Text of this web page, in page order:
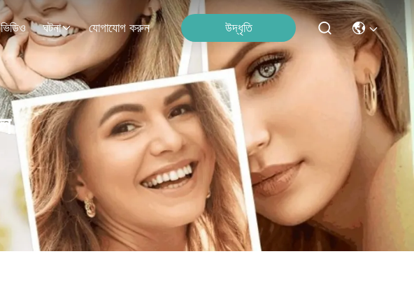
ভিডিও ঘটনা যোগাযোগ করুন উদ্ধৃতি